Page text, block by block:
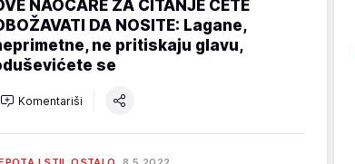
NAOČARE ZA ČITANJE ĆETE
DA NOSITE: Lagane,
ne pritiskaju glavu,
se
Komentariši